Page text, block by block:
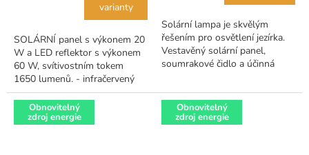
varianty
SOLÁRNÍ panel s výkonem 20
W a LED reflektor s výkonem
60 W, svítivostním tokem
1650 lumenů. - infračervený
dálkový ovladač pro ovládání
funkcí: vypínač ON / OFF-
funkce...
Solární lampa je skvělým
řešením pro osvětlení jezírka.
Vestavěný solární panel,
soumrakové čidlo a účinná
rostliny, jezírka nebo krajinné...
Obnovitelný
zdroj energie
Obnovitelný
zdroj energie